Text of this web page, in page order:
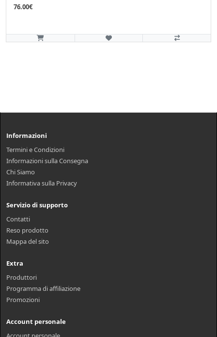
76.00€
Informazioni
Termini e Condizioni
Informazioni sulla Consegna
Chi Siamo
Informativa sulla Privacy
Servizio di supporto
Contatti
Reso prodotto
Mappa del sito
Extra
Produttori
Programma di affiliazione
Promozioni
Account personale